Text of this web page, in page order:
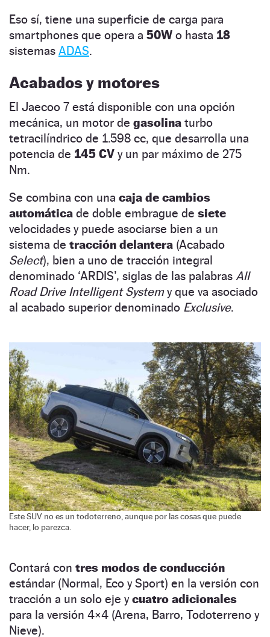
Eso sí, tiene una superficie de carga para
smartphones que opera a 50W o hasta 18
sistemas ADAS.
Acabados y motores
El Jaecoo 7 está disponible con una opción
mecánica, un motor de gasolina turbo
tetracilíndrico de 1.598 cc, que desarrolla una
potencia de 145 CV y un par máximo de 275
Nm.
Se combina con una caja de cambios
automática de doble embrague de siete
velocidades y puede asociarse bien a un
sistema de tracción delantera (Acabado
Select), bien a uno de tracción integral
denominado ‘ARDIS’, siglas de las palabras All
Road Drive Intelligent Systemy que va asociado
al acabado superior denominado Exclusive.
Este SUV no es un todoterreno, aunque por las cosas que puede
hacer, lo parezca.
Contará con tres modos de conducción
estándar (Normal, Eco y Sport) en la versión con
tracción a un solo eje ycuatro adicionales
para la versión 4×4 (Arena, Barro, Todoterreno y
Nieve).